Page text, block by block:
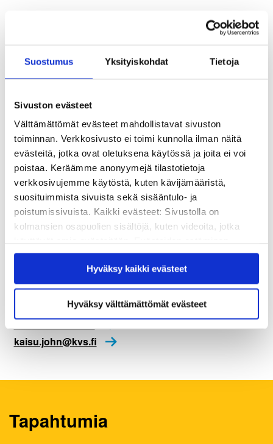
Suostumus Yksityiskohdat Tietoja
Sivuston evästeet
Välttämättömät evästeet mahdollistavat sivuston
toiminnan. Verkkosivusto ei toimi kunnolla ilman näitä
evästeitä, jotka ovat oletuksena käytössä ja joita ei voi
poistaa. Keräämme anonyymejä tilastotietoja
verkkosivujemme käytöstä, kuten kävijämääristä,
suosituimmista sivuista sekä sisääntulo- ja
poistumissivuista. Kaikki evästeet: Sivustolla on
kolmansien osapuolien sisältöjä, kuten videoita, jotka
saattaa estää näiden sisältöjen näkymisen.
Hyväksymällä kaikki evästeet varmistat, että kaikki
sisältö on käytettävissäsi.
Hyväksy kaikki evästeet
Hyväksy välttämättömät evästeet
Lisätiedot
Kaisu Sofia John
Projektipäällikkö | Project Manager
+358 44 75 25 987
kaisu.john@kvs.fi
Tapahtumia